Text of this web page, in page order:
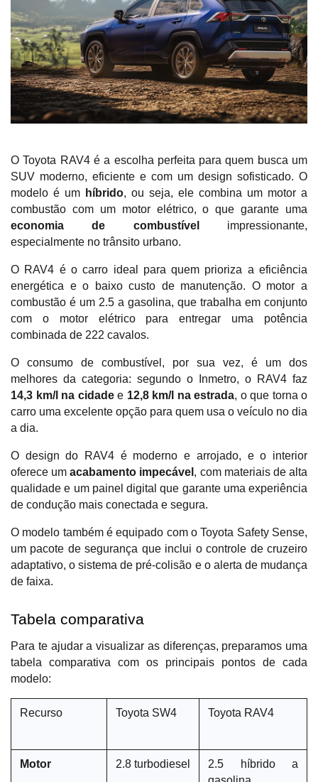
O Toyota RAV4 é a escolha perfeita para quem busca um
SUV moderno, eficiente e com um design sofisticado. O
modelo é um híbrido, ou seja, ele combina um motor a
economia de combustível impressionante,
especialmente no trânsito urbano.
O RAV4 é o carro ideal para quem prioriza a eficiência
energética e o baixo custo de manutenção. O motor a
combustão é um 2.5 a gasolina, que trabalha em conjunto
com o motor elétrico para entregar uma potência
combinada de 222 cavalos.
O consumo de combustível, por sua vez, é um dos
melhores da categoria: segundo o Inmetro, o RAV4 faz
14,3 km/l na cidade e 12,8 km/l na estrada, o que torna o
carro uma excelente opção para quem usa o veículo no dia
a dia.
O design do RAV4 é moderno e arrojado, e o interior
oferece um acabamento impecável , com materiais de alta
qualidade e um painel digital que garante uma experiência
de condução mais conectada e segura.
O modelo também é equipado com o Toyota Safety Sense,
um pacote de segurança que inclui o controle de cruzeiro
adaptativo, o sistema de pré-colisão e o alerta de mudança
de faixa.
Tabela comparativa
Para te ajudar a visualizar as diferenças, preparamos uma
tabela comparativa com os principais pontos de cada
modelo:
Recurso Toyota SW4 Toyota RAV4
Motor 2.8 turbodiesel
2.5 híbrido a